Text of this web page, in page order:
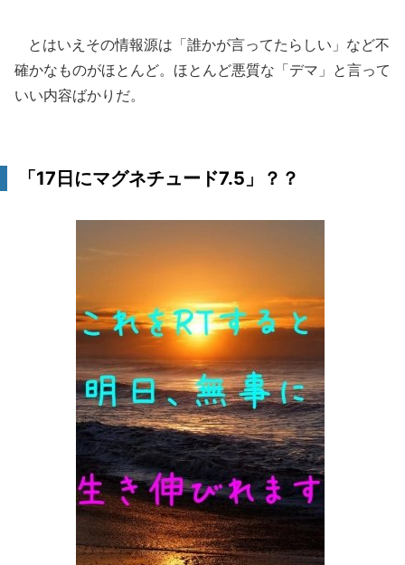
とはいえその情報源は「誰かが言ってたらしい」など不
確かなものがほとんど。ほとんど悪質な「デマ」と言って
いい内容ばかりだ。
「17日にマグネチュード7.5」？？